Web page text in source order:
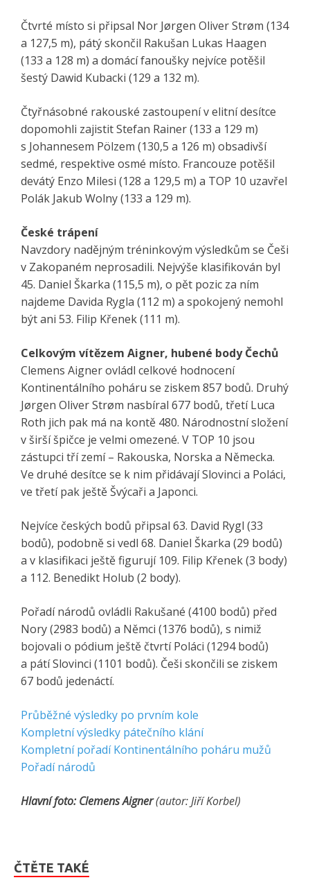
Čtvrté místo si připsal Nor Jørgen Oliver Strøm (134
a 127,5 m), pátý skončil Rakušan Lukas Haagen
(133 a 128 m) a domácí fanoušky nejvíce potěšil
šestý Dawid Kubacki (129 a 132 m).
Čtyřnásobné rakouské zastoupení v elitní desítce
dopomohli zajistit Stefan Rainer (133 a 129 m)
s Johannesem Pölzem (130,5 a 126 m) obsadivší
sedmé, respektive osmé místo. Francouze potěšil
devátý Enzo Milesi (128 a 129,5 m) a TOP 10 uzavřel
Polák Jakub Wolny (133 a 129 m).
České trápení
Navzdory nadějným tréninkovým výsledkům se Češi
v Zakopaném neprosadili. Nejvýše klasifikován byl
45. Daniel Škarka (115,5 m), o pět pozic za ním
najdeme Davida Rygla (112 m) a spokojený nemohl
být ani 53. Filip Křenek (111 m).
Celkovým vítězem Aigner, hubené body Čechů
Clemens Aigner ovládl celkové hodnocení
Kontinentálního poháru se ziskem 857 bodů. Druhý
Jørgen Oliver Strøm nasbíral 677 bodů, třetí Luca
Roth jich pak má na kontě 480. Národnostní složení
v širší špičce je velmi omezené. V TOP 10 jsou
zástupci tří zemí – Rakouska, Norska a Německa.
Ve druhé desítce se k nim přidávají Slovinci a Poláci,
ve třetí pak ještě Švýcaři a Japonci.
Nejvíce českých bodů připsal 63. David Rygl (33
bodů), podobně si vedl 68. Daniel Škarka (29 bodů)
a v klasifikaci ještě figurují 109. Filip Křenek (3 body)
a 112. Benedikt Holub (2 body).
Pořadí národů ovládli Rakušané (4100 bodů) před
Nory (2983 bodů) a Němci (1376 bodů), s nimiž
bojovali o pódium ještě čtvrtí Poláci (1294 bodů)
a pátí Slovinci (1101 bodů). Češi skončili se ziskem
67 bodů jedenáctí.
Průběžné výsledky po prvním kole
Kompletní výsledky pátečního klání
Kompletní pořadí Kontinentálního poháru mužů
Pořadí národů
Hlavní foto: Clemens Aigner(autor: Jiří Korbel)
ČTĚTE TAKÉ